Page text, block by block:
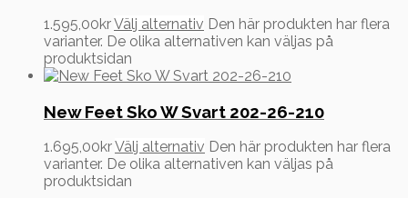
1.595,00krVälj alternativ Den här produkten har flera
varianter. De olika alternativen kan väljas på
produktsidan
New Feet Sko W Svart 202-26-210
1.695,00krVälj alternativ Den här produkten har flera
varianter. De olika alternativen kan väljas på
produktsidan